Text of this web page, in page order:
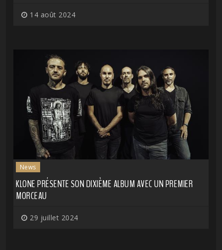
14 août 2024
News
KLONE PRÉSENTE SON DIXIÈME ALBUM AVEC UN PREMIER
MORCEAU
29 juillet 2024